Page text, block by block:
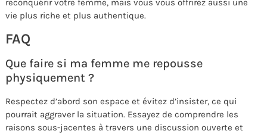
vie plus riche et plus authentique.
FAQ
Que faire si ma femme me repousse
physiquement ?
Respectez d’abord son espace et évitez d’insister, ce qui
pourrait aggraver la situation. Essayez de comprendre les
raisons sous-jacentes à travers une discussion ouverte et